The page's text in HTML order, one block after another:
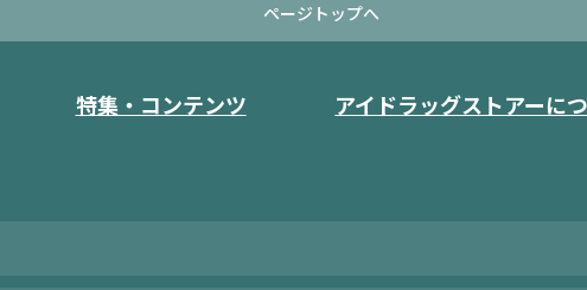
ページトップへ
特集・コンテンツ アイドラッグストアーに